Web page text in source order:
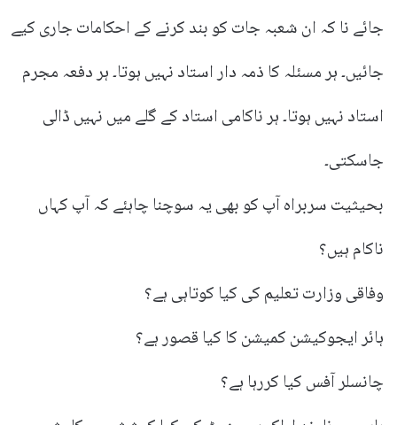
جائے نا کہ ان شعبہ جات کو بند کرنے کے احکامات جاری کیے
جائیں۔ ہر مسئلہ کا ذمہ دار استاد نہیں ہوتا۔ ہر دفعہ مجرم
استاد نہیں ہوتا۔ ہر ناکامی استاد کے گلے میں نہیں ڈالی
جاسکتی۔
بحیثیت سربراہ آپ کو بھی یہ سوچنا چاہئے کہ آپ کہاں
ناکام ہیں؟
وفاقی وزارت تعلیم کی کیا کوتاہی ہے؟
ہائر ایجوکیشن کمیشن کا کیا قصور ہے؟
چانسلر آفس کیا کررہا ہے؟